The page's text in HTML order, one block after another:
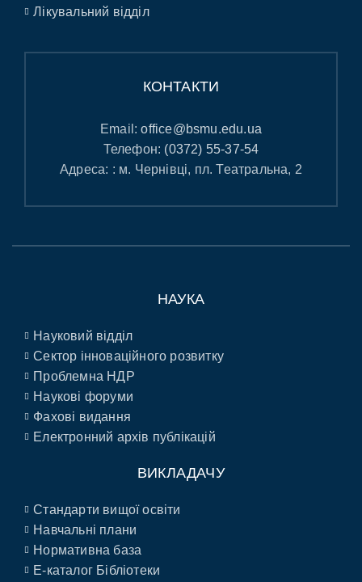
Лікувальний відділ
КОНТАКТИ
Email:office@bsmu.edu.ua
Телефон: (0372) 55-37-54
Адреса: : м. Чернівці, пл. Театральна, 2
НАУКА
Науковий відділ
Сектор інноваційного розвитку
Проблемна НДР
Наукові форуми
Фахові видання
Електронний архів публікацій
ВИКЛАДАЧУ
Стандарти вищої освіти
Навчальні плани
Нормативна база
E-каталог Бібліотеки